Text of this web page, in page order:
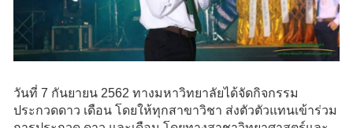
วันที่ 7 กันยายน 2562 ทางมหาวิทยาลัยได้จัดกิจกรรม
ประกวดดาว เดือน โดยให้ทุกสาขาวิชา ส่งตัวตัวแทนเข้าร่วม